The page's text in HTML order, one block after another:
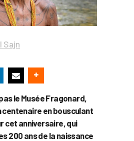
Sajn
le Musée Fragonard,
centenaire en bousculant
cet anniversaire, qui
200 ans de la naissance